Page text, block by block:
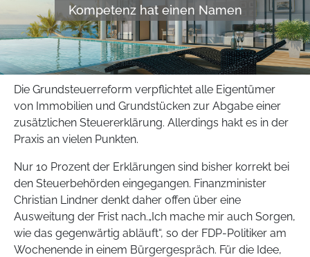
Kompetenz hat einen Namen
Die Grundsteuerreform verpflichtet alle Eigentümer
von Immobilien und Grundstücken zur Abgabe einer
zusätzlichen Steuererklärung. Allerdings hakt es in der
Praxis an vielen Punkten.
Nur 10 Prozent der Erklärungen sind bisher korrekt bei
den Steuerbehörden eingegangen. Finanzminister
Christian Lindner denkt daher offen über eine
Ausweitung der Frist nach.„Ich mache mir auch Sorgen,
wie das gegenwärtig abläuft“, so der FDP-Politiker am
Wochenende in einem Bürgergespräch. Für die Idee,